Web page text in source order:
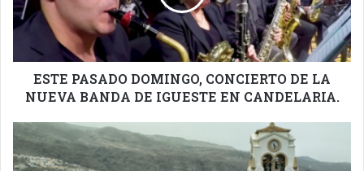
LA
NUEVA
DE
IGUESTE
ESTE PASADO DOMINGO, CONCIERTO DE LA
NUEVA BANDA DE IGUESTE EN CANDELARIA.
LA
PISCINA
Y